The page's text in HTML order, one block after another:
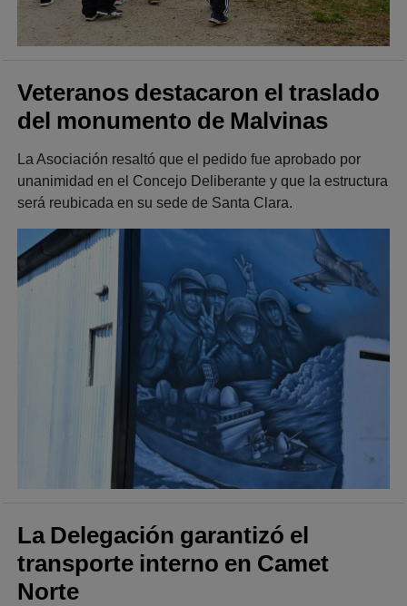
Veteranos destacaron el traslado
del monumento de Malvinas
La Asociación resaltó que el pedido fue aprobado por
unanimidad en el Concejo Deliberante y que la estructura
será reubicada en su sede de Santa Clara.
La Delegación garantizó el
transporte interno en Camet
Norte